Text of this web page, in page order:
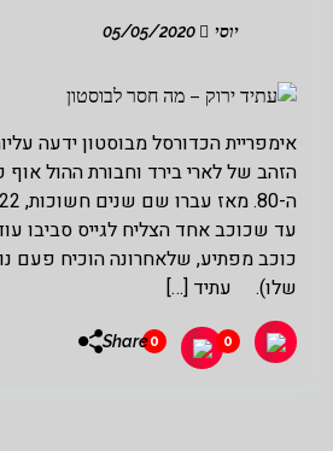
יוסי
אימפריית הכדורסל מבוסטון ידעה
הזהב של לארי בירד וחבורת ההול
עד שכוכב אחד הצליח לגייס סביבו
כוכב מפתיע, שלאחרונה הוכיח פעם
שלו). עתיד […]
0
0
Share